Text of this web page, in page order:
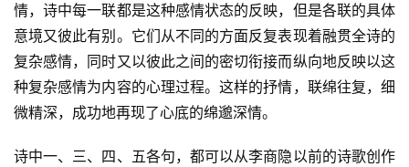
好
词
好
句
典
情，诗中每一联都是这种感情状态的反映，但是各联的具体
意境又彼此有别。它们从不同的方面反复表现着融贯全诗的
复杂感情，同时又以彼此之间的密切衔接而纵向地反映以这
种复杂感情为内容的心理过程。这样的抒情，联绵往复，细
微精深，成功地再现了心底的绵邈深情。
诗中一、三、四、五各句，都可以从李商隐以前的诗歌创作